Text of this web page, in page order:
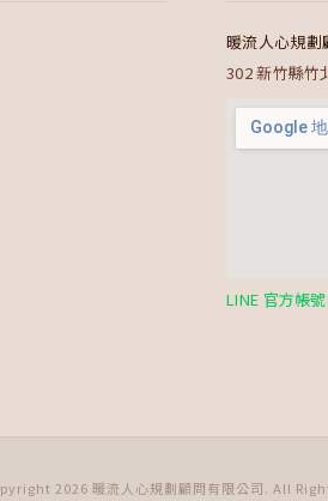
暖流人心規劃
302 新竹縣竹
LINE 官方帳號
2026 暖流人心規劃顧問有限公司. All